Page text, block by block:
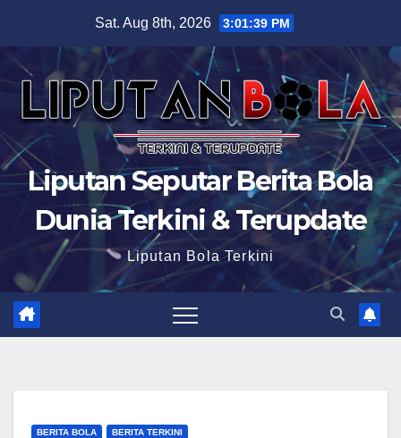
content
Sat. Aug 8th, 2026 3:01:40 PM
Liputan Seputar Berita Bola
Dunia Terkini & Terupdate
Liputan Bola Terkini
BERITA BOLA BERITA TERKINI